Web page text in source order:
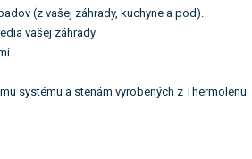
(z vašej záhrady, kuchyne a pod).
vašej záhrady
systému a stenám vyrobených z Thermolenu